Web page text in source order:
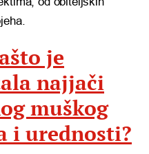
je
najjači
muškog
i urednosti?